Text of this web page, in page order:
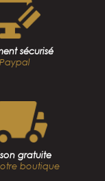
sécurisé
Paypal
gratuite
boutique